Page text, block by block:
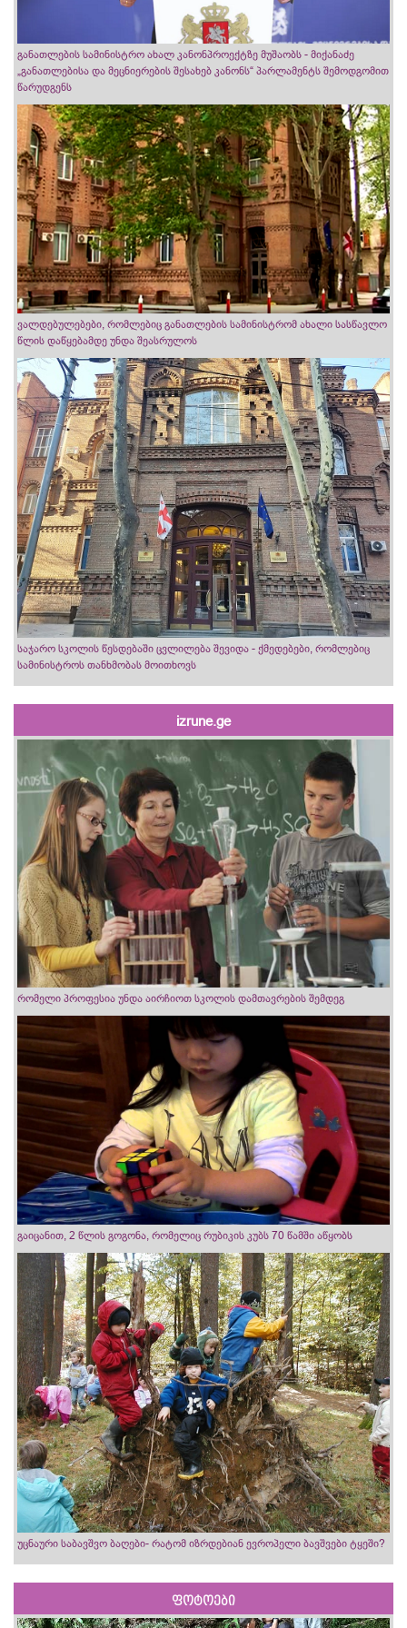
განათლების სამინისტრო ახალ კანონპროექტზე მუშაობს - მიქანაძე
„განათლებისა და მეცნიერების შესახებ კანონს“ პარლამენტს შემოდგომით
წარუდგენს
ვალდებულებები, რომლებიც განათლების სამინისტრომ ახალი სასწავლო
წლის დაწყებამდე უნდა შეასრულოს
საჯარო სკოლის წესდებაში ცვლილება შევიდა - ქმედებები, რომლებიც
სამინისტროს თანხმობას მოითხოვს
izrune.ge
რომელი პროფესია უნდა აირჩიოთ სკოლის დამთავრების შემდეგ
გაიცანით, 2 წლის გოგონა, რომელიც რუბიკის კუბს 70 წამში აწყობს
უცნაური საბავშვო ბაღები- რატომ იზრდებიან ევროპელი ბავშვები ტყეში?
ფოტოები